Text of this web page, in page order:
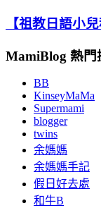
【祖教日語小
MamiBlog 熱門
BB
KinseyMaMa
Supermami
blogger
twins
余媽媽
余媽媽手記
假日好去處
和牛B